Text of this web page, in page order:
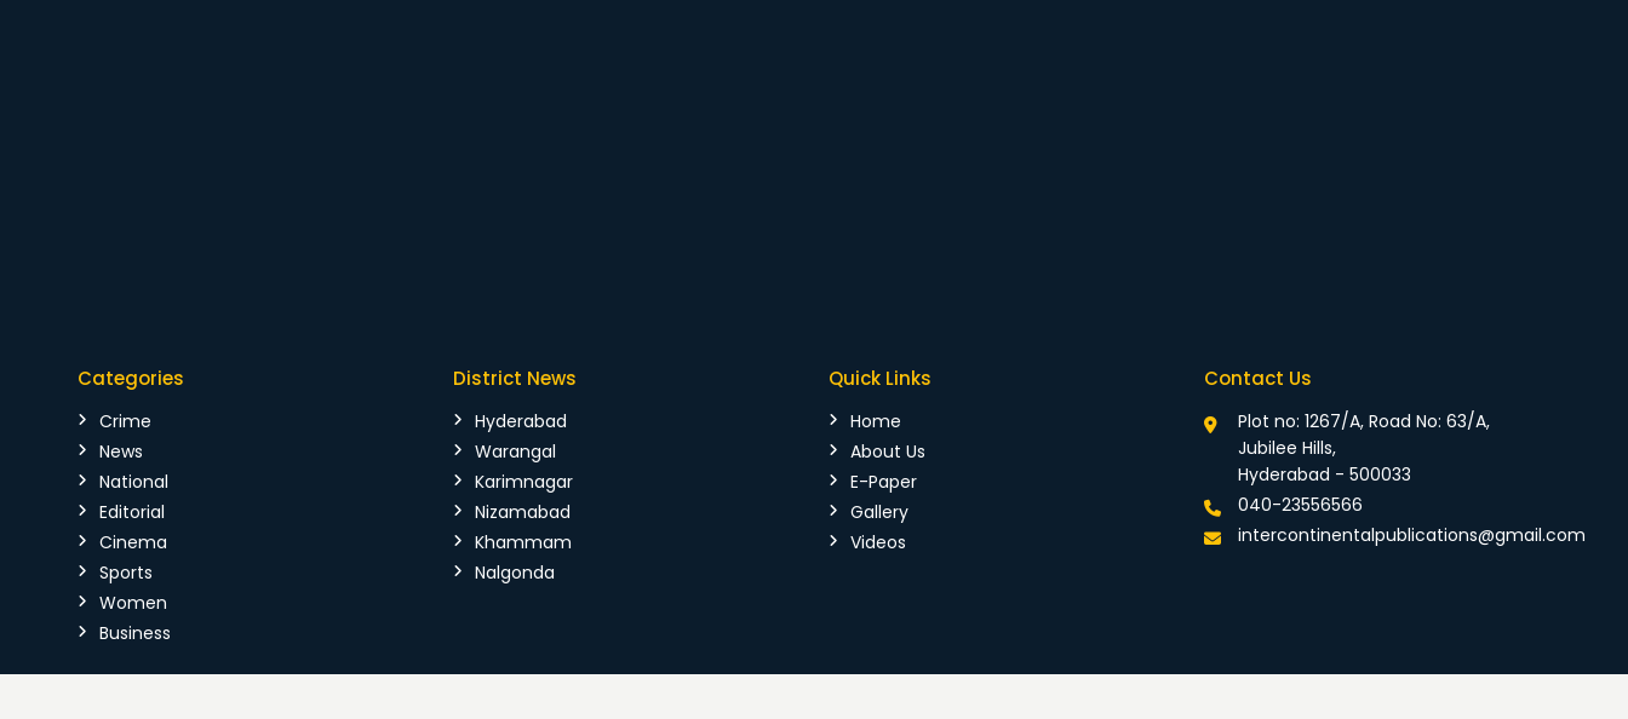
Categories
Crime
News
National
Editorial
Cinema
Sports
Women
Business
District News
Hyderabad
Warangal
Karimnagar
Nizamabad
Khammam
Nalgonda
Quick Links
Home
About Us
E-Paper
Gallery
Videos
Contact Us
Plot no: 1267/A, Road No: 63/A,
Jubilee Hills,
Hyderabad - 500033
040-23556566
intercontinentalpublications@gmail.com